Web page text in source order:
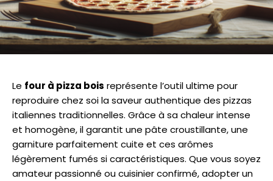
Le four à pizza bois représente l’outil ultime pour
reproduire chez soi la saveur authentique des pizzas
italiennes traditionnelles. Grâce à sa chaleur intense
et homogène, il garantit une pâte croustillante, une
garniture parfaitement cuite et ces arômes
légèrement fumés si caractéristiques. Que vous soyez
amateur passionné ou cuisinier confirmé, adopter un